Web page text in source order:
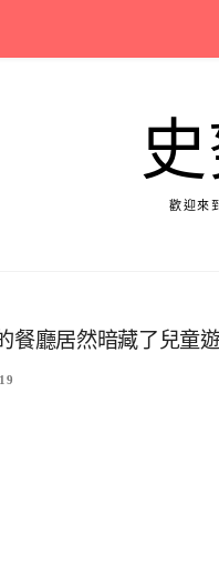
歡迎來
餐廳居然暗藏了兒童
19